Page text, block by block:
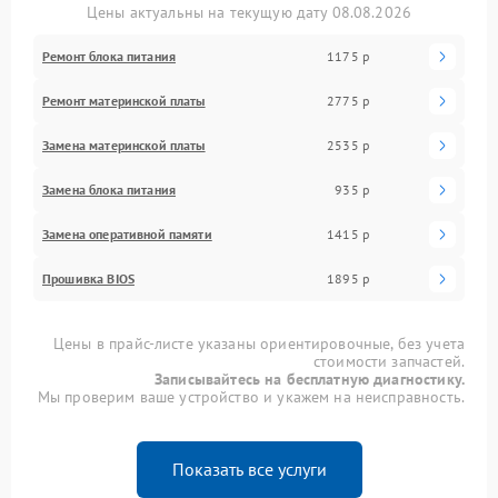
Цены актуальны на текущую дату 08.08.2026
Ремонт блока питания 1175 р
Ремонт материнской платы 2775 р
Замена материнской платы 2535 р
Замена блока питания 935 р
Замена оперативной памяти 1415 р
Прошивка BIOS 1895 р
Цены в прайс-листе указаны ориентировочные, без учета
стоимости запчастей.
Записывайтесь на бесплатную диагностику.
Мы проверим ваше устройство и укажем на неисправность.
Показать все услуги